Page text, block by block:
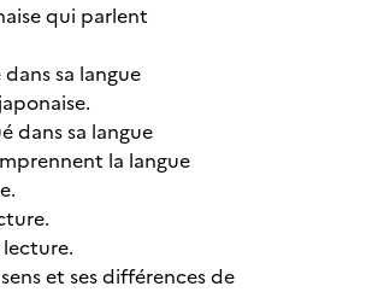
qui parlent
sa langue
dans sa langue
la langue
et ses différences de